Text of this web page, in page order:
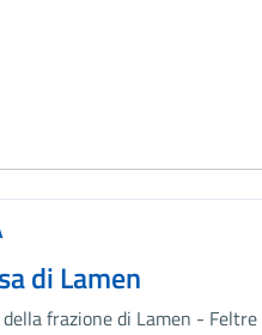
di Lamen
della frazione di Lamen - Feltre